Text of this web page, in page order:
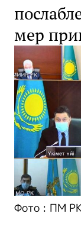
мер
Фото : ПМ